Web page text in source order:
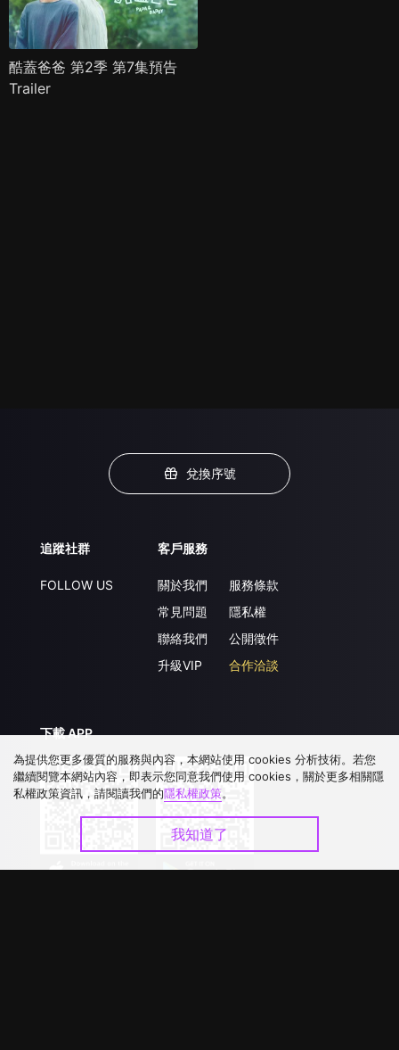
酷蓋爸爸 第2季 第7集預告
Trailer
兌換序號
追蹤社群
FOLLOW US
客戶服務
關於我們
常見問題
聯絡我們
升級VIP
服務條款
隱私權
公開徵件
合作洽談
下載 APP
為提供您更多優質的服務與內容，本網站使用 cookies 分析技術。若您
繼續閱覽本網站內容，即表示您同意我們使用 cookies，關於更多相關隱
私權政策資訊，請閱讀我們的隱私權政策。
我知道了